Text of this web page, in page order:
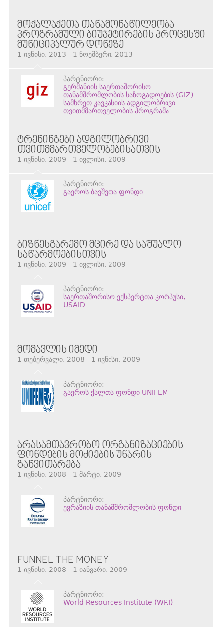
ᲛᲝᲥᲐᲚᲐᲥᲔᲗᲐ ᲗᲐᲜᲐᲛᲝᲜᲐᲬᲘᲚᲔᲝᲑᲐ
ᲞᲠᲝᲒᲠᲐᲛᲣᲚᲘ ᲑᲘᲣᲯᲔᲢᲘᲠᲔᲑᲘᲡ ᲞᲠᲝᲪᲔᲡᲨᲘ
ᲛᲣᲜᲘᲪᲘᲞᲐᲚᲣᲠ ᲓᲝᲜᲔᲖᲔ
1 ივნისი, 2013 - 1 ნოემბერი, 2013
პარტნიორი:
გერმანიის საერთაშორისო
თანამშრომლობის საზოგადოების (GIZ)
სამხრეთ კავკასიის ადგილობრივი
თვითმმართველობის პროგრამა
ᲢᲠᲔᲜᲘᲜᲒᲔᲑᲘ ᲐᲓᲒᲘᲚᲝᲑᲠᲘᲕᲘ
ᲗᲕᲘᲗᲛᲛᲐᲠᲗᲕᲔᲚᲝᲑᲔᲑᲘᲡᲐᲗᲕᲘᲡ
1 ივნისი, 2009 - 1 ივლისი, 2009
პარტნიორი:
გაეროს ბავშვთა ფონდი
ᲑᲘᲖᲜᲔᲡᲒᲐᲠᲔᲛᲝ ᲛᲪᲘᲠᲔ ᲓᲐ ᲡᲐᲨᲣᲐᲚᲝ
ᲡᲐᲬᲐᲠᲛᲝᲔᲑᲘᲡᲗᲕᲘᲡ
1 ივნისი, 2009 - 1 ივლისი, 2009
პარტნიორი:
საერთაშორისო ექსპერტთა კორპუსი,
USAID
ᲛᲝᲛᲐᲕᲚᲘᲡ ᲘᲛᲔᲓᲘ
1 თებერვალი, 2008 - 1 ივნისი, 2009
პარტნიორი:
გაეროს ქალთა ფონდი UNIFEM
ᲐᲠᲐᲡᲐᲛᲗᲐᲕᲠᲝᲑᲝ ᲝᲠᲒᲐᲜᲘᲖᲐᲪᲘᲔᲑᲘᲡ
ᲤᲝᲜᲓᲔᲑᲘᲡ ᲛᲝᲫᲘᲔᲑᲘᲡ ᲣᲜᲐᲠᲘᲡ
ᲒᲐᲜᲕᲘᲗᲐᲠᲔᲑᲐ
1 ივნისი, 2008 - 1 მარტი, 2009
პარტნიორი:
ევრაზიის თანამშრომლობის ფონდი
FUNNEL THE MONEY
1 ივნისი, 2008 - 1 იანვარი, 2009
პარტნიორი:
World Resources Institute (WRI)